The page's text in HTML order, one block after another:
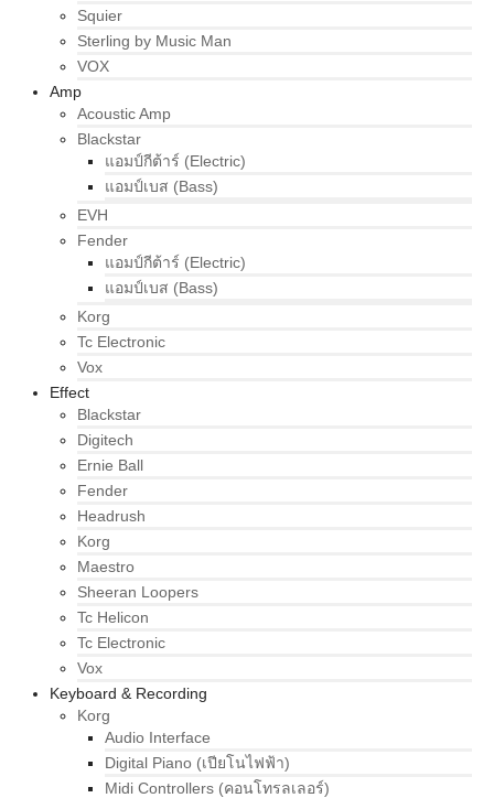
Squier
Sterling by Music Man
VOX
Amp
Acoustic Amp
Blackstar
แอมป์กีต้าร์ (Electric)
แอมป์เบส (Bass)
EVH
Fender
แอมป์กีต้าร์ (Electric)
แอมป์เบส (Bass)
Korg
Tc Electronic
Vox
Effect
Blackstar
Digitech
Ernie Ball
Fender
Headrush
Korg
Maestro
Sheeran Loopers
Tc Helicon
Tc Electronic
Vox
Keyboard & Recording
Korg
Audio Interface
Digital Piano (เปียโนไฟฟ้า)
Midi Controllers (คอนโทรลเลอร์)